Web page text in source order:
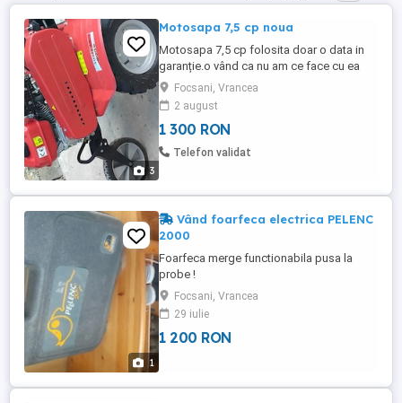
3
Motosapa 7,5 cp noua
Motosapa 7,5 cp folosita doar o data in
garanție.o vând ca nu am ce face cu ea
Focsani, Vrancea
2 august
1 300 RON
Telefon validat
1
Vând foarfeca electrica PELENC
2000
Foarfeca merge functionabila pusa la
probe !
Focsani, Vrancea
29 iulie
1 200 RON